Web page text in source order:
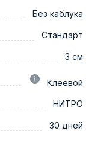
Без каблука
Стандарт
3 см
Клеевой
НИТРО
30 дней